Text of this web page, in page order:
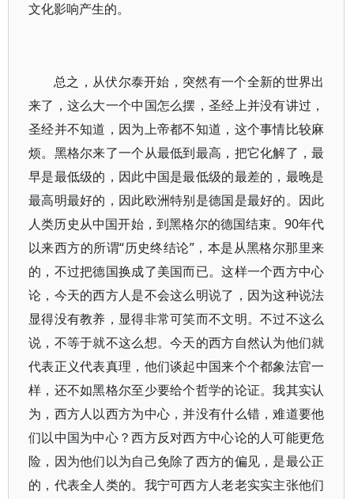
文化影响产生的。
总之，从伏尔泰开始，突然有一个全新的世界出
来了，这么大一个中国怎么摆，圣经上并没有讲过，
圣经并不知道，因为上帝都不知道，这个事情比较麻
烦。黑格尔来了一个从最低到最高，把它化解了，最
早是最低级的，因此中国是最低级的最差的，最晚是
最高明最好的，因此欧洲特别是德国是最好的。因此
人类历史从中国开始，到黑格尔的德国结束。90年代
以来西方的所谓“历史终结论”，本是从黑格尔那里来
的，不过把德国换成了美国而已。这样一个西方中心
论，今天的西方人是不会这么明说了，因为这种说法
显得没有教养，显得非常可笑而不文明。不过不这么
说，不等于就不这么想。今天的西方自然认为他们就
代表正义代表真理，他们谈起中国来个个都象法官一
样，还不如黑格尔至少要给个哲学的论证。我其实认
为，西方人以西方为中心，并没有什么错，难道要他
们以中国为中心？西方反对西方中心论的人可能更危
险，因为他们以为自己免除了西方的偏见，是最公正
的，代表全人类的。我宁可西方人老老实实主张他们